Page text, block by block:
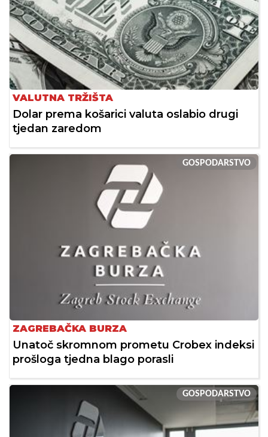
VALUTNA TRŽIŠTA
Dolar prema košarici valuta oslabio drugi
tjedan zaredom
GOSPODARSTVO
ZAGREBAČKA BURZA
Unatoč skromnom prometu Crobex indeksi
prošloga tjedna blago porasli
GOSPODARSTVO